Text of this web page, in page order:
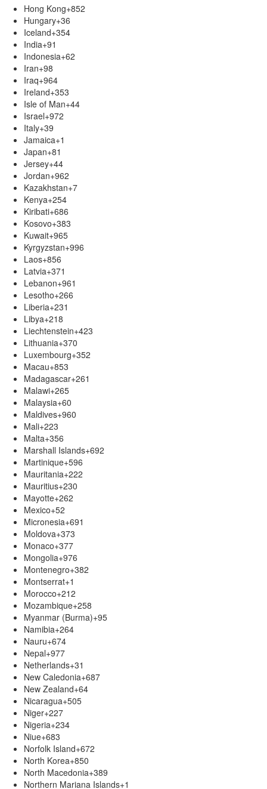
Hong Kong+852
Hungary+36
Iceland+354
India+91
Indonesia+62
Iran+98
Iraq+964
Ireland+353
Isle of Man+44
Israel+972
Italy+39
Jamaica+1
Japan+81
Jersey+44
Jordan+962
Kazakhstan+7
Kenya+254
Kiribati+686
Kosovo+383
Kuwait+965
Kyrgyzstan+996
Laos+856
Latvia+371
Lebanon+961
Lesotho+266
Liberia+231
Libya+218
Liechtenstein+423
Lithuania+370
Luxembourg+352
Macau+853
Madagascar+261
Malawi+265
Malaysia+60
Maldives+960
Mali+223
Malta+356
Marshall Islands+692
Martinique+596
Mauritania+222
Mauritius+230
Mayotte+262
Mexico+52
Micronesia+691
Moldova+373
Monaco+377
Mongolia+976
Montenegro+382
Montserrat+1
Morocco+212
Mozambique+258
Myanmar (Burma)+95
Namibia+264
Nauru+674
Nepal+977
Netherlands+31
New Caledonia+687
New Zealand+64
Nicaragua+505
Niger+227
Nigeria+234
Niue+683
Norfolk Island+672
North Korea+850
North Macedonia+389
Northern Mariana Islands+1